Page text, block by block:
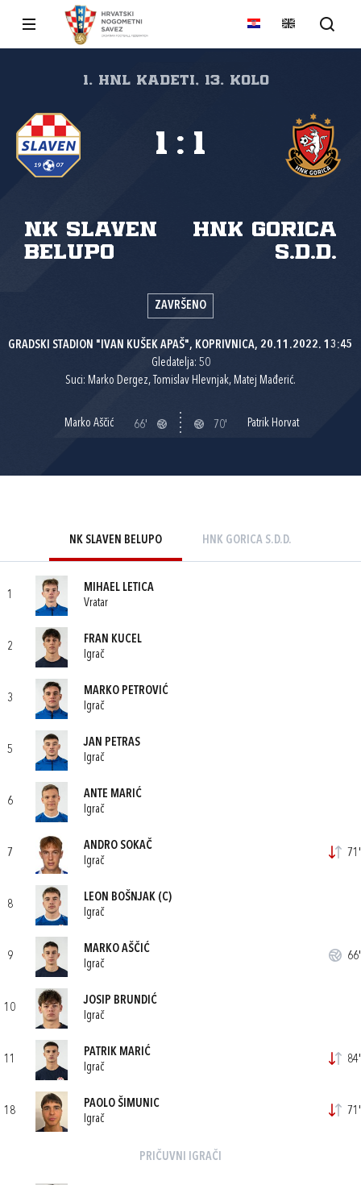
1. HNL Kadeti, 13. kolo
NK Slaven
Belupo
HNK Gorica
s.d.d.
1 : 1
ZAVRŠENO
GRADSKI STADION "IVAN KUŠEK APAŠ", KOPRIVNICA, 20.11.2022. 13:45
Gledatelja: 50
Suci: Marko Dergez, Tomislav Hlevnjak, Matej Mađerić.
Marko Aščić 66' 70' Patrik Horvat
NK SLAVEN BELUPO HNK GORICA S.D.D.
1
MIHAEL LETICA
Vratar
2
FRAN KUCEL
Igrač
3
MARKO PETROVIĆ
Igrač
5
JAN PETRAS
Igrač
6
ANTE MARIĆ
Igrač
7
ANDRO SOKAČ
Igrač
71'
8
LEON BOŠNJAK (C)
Igrač
9
MARKO AŠČIĆ
Igrač
66'
10
JOSIP BRUNDIĆ
Igrač
11
PATRIK MARIĆ
Igrač
84'
18
PAOLO ŠIMUNIC
Igrač
71'
PRIČUVNI IGRAČI